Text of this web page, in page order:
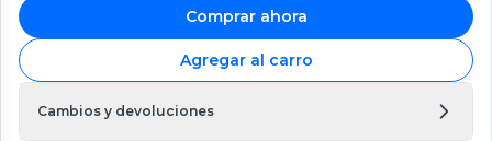
Comprar ahora
Agregar al carro
Cambios y devoluciones